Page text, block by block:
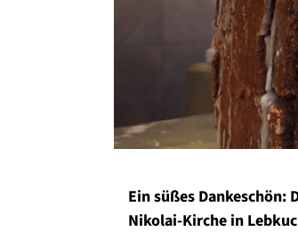
Ein süßes Dankeschön:
Nikolai-Kirche in